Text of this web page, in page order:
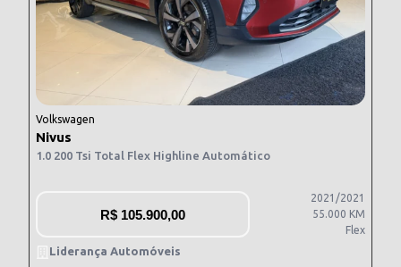
Volkswagen
Nivus
1.0 200 Tsi Total Flex Highline Automático
R$ 105.900,00
2021/2021
55.000 KM
Flex
Liderança Automóveis